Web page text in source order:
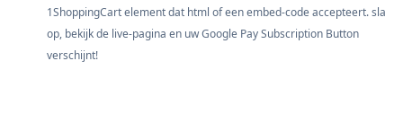
1ShoppingCart element dat html of een embed-code accepteert. sla
op, bekijk de live-pagina en uw Google Pay Subscription Button
verschijnt!